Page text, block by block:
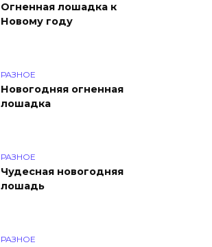
Огненная лошадка к
Новому году
РАЗНОЕ
Новогодняя огненная
лошадка
РАЗНОЕ
Чудесная новогодняя
лошадь
РАЗНОЕ